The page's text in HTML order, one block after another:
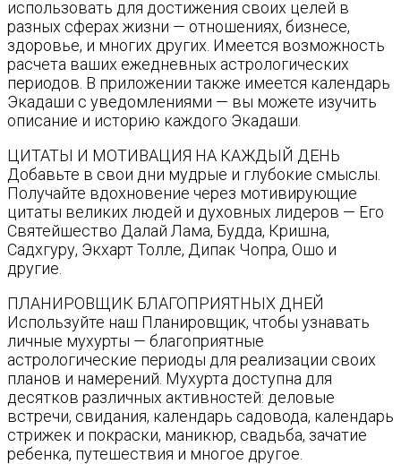
использовать для достижения своих целей в
разных сферах жизни — отношениях, бизнесе,
здоровье, и многих других. Имеется возможность
расчета ваших ежедневных астрологических
периодов. В приложении также имеется календарь
Экадаши с уведомлениями — вы можете изучить
описание и историю каждого Экадаши.
ЦИТАТЫ И МОТИВАЦИЯ НА КАЖДЫЙ ДЕНЬ
Добавьте в свои дни мудрые и глубокие смыслы.
Получайте вдохновение через мотивирующие
цитаты великих людей и духовных лидеров — Его
Святейшество Далай Лама, Будда, Кришна,
Садхгуру, Экхарт Толле, Дипак Чопра, Ошо и
другие.
ПЛАНИРОВЩИК БЛАГОПРИЯТНЫХ ДНЕЙ
Используйте наш Планировщик, чтобы узнавать
личные мухурты — благоприятные
астрологические периоды для реализации своих
планов и намерений. Мухурта доступна для
десятков различных активностей: деловые
встречи, свидания, календарь садовода, календарь
стрижек и покраски, маникюр, свадьба, зачатие
ребенка, путешествия и многое другое.